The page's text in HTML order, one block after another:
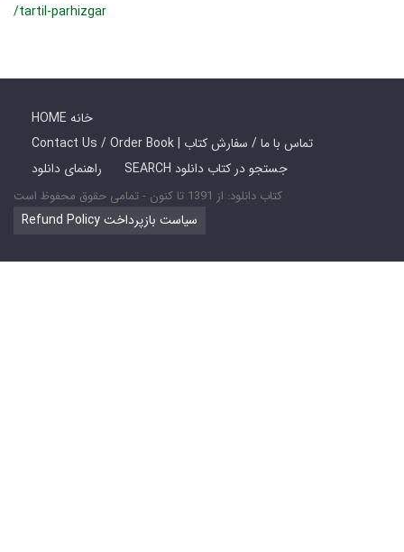
/tartil-parhizgar
HOME خانه
Contact Us / Order Book | تماس با ما / سفارش کتاب
راهنمای دانلود
SEARCH جستجو در کتاب دانلود
کتاب دانلود: از 1391 تا کنون - تمامی حقوق محفوظ است
Refund Policy سیاست بازپرداخت